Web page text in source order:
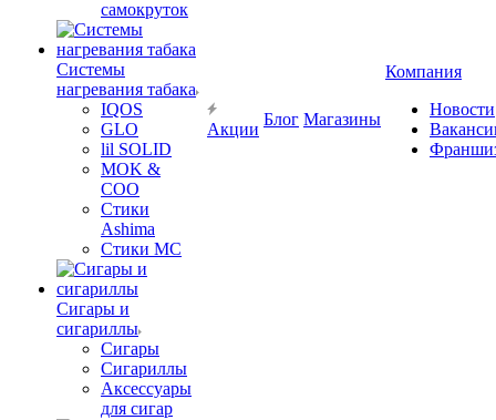
самокруток
Системы
нагревания табака
IQOS
GLO
lil SOLID
MOK &
COO
Стики
Ashima
Стики MC
Сигары и
сигариллы
Сигары
Сигариллы
Аксессуары
для сигар
Акции
Блог Магазины
Компания
Новости